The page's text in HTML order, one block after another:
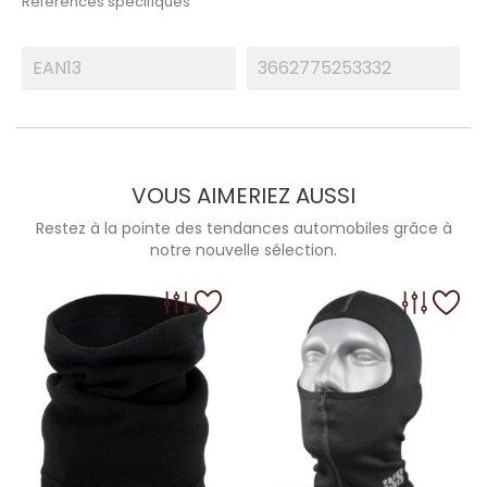
EAN13 3662775253332
VOUS AIMERIEZ AUSSI
Restez à la pointe des tendances automobiles grâce à
notre nouvelle sélection.